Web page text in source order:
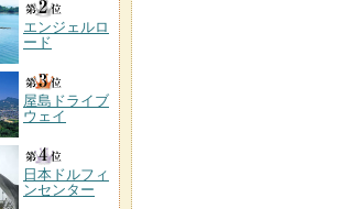
エンジェルロ
ード
屋島ドライブ
ウェイ
日本ドルフィ
ンセンター